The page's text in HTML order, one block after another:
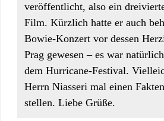
veröffentlicht, also ein
Film. Kürzlich hatte er auch
Bowie-Konzert vor dessen
Prag gewesen – es war
dem Hurricane-Festival.
Herrn Niasseri mal einen
stellen. Liebe Grüße.